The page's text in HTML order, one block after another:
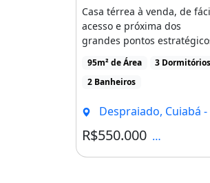
Casa térrea à venda, de
acesso e próxima dos
grandes pontos
da capital, como [...]
95m² de Área
3 Dormitórios
2 Banheiros
Despraiado, Cuiabá - MT
R$550.000